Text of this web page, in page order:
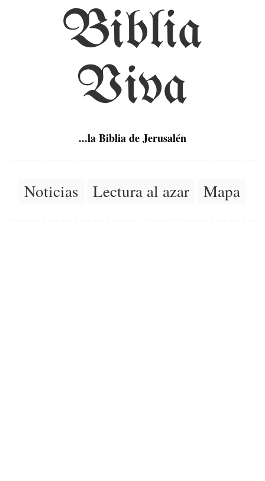
Biblia
Viva
...la Biblia de Jerusalén
Noticias Lectura al azar Mapa